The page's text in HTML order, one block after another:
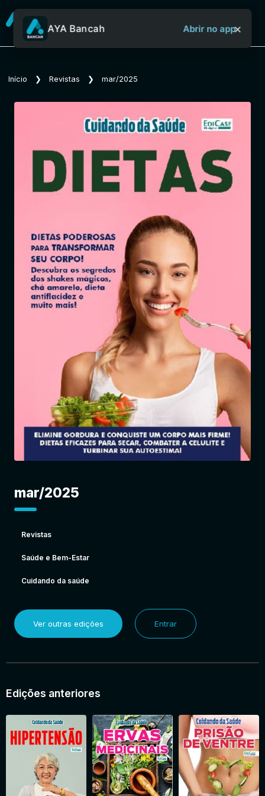
Sobre o Aya Bancah
Início
Revistas
Entrar
AYA Bancah Abrir no app×
Início ❯ Revistas ❯ mar/2025
mar/2025
Revistas
Saúde e Bem-Estar
Cuidando da saúde
Ver outras edições Entrar
Edições anteriores